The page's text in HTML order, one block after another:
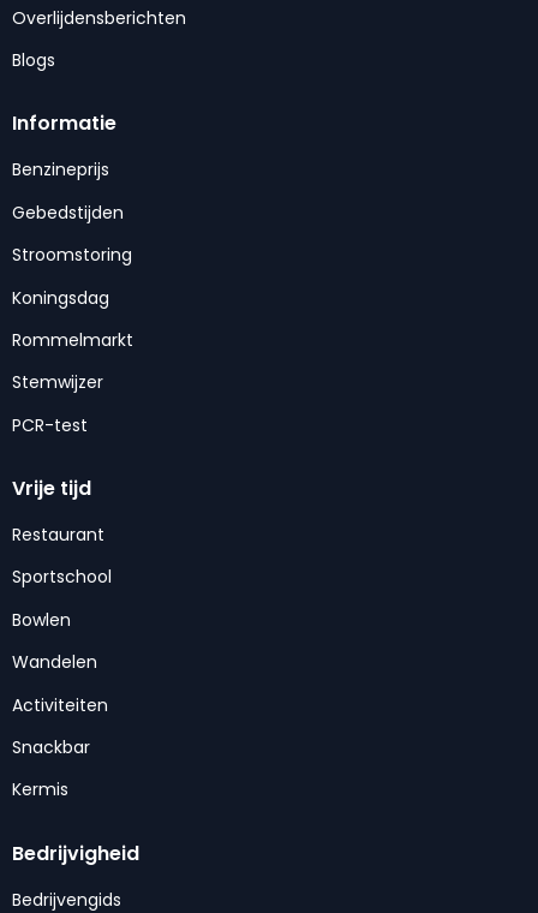
Overlijdensberichten
Blogs
Informatie
Benzineprijs
Gebedstijden
Stroomstoring
Koningsdag
Rommelmarkt
Stemwijzer
PCR-test
Vrije tijd
Restaurant
Sportschool
Bowlen
Wandelen
Activiteiten
Snackbar
Kermis
Bedrijvigheid
Bedrijvengids